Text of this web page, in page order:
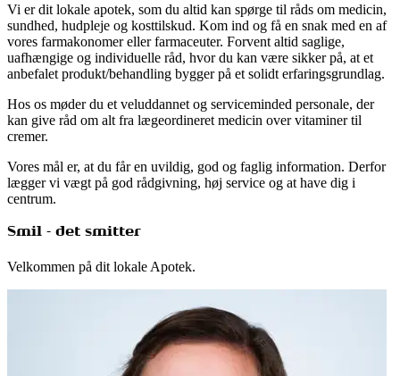
Vi er dit lokale apotek, som du altid kan spørge til råds om medicin,
sundhed, hudpleje og kosttilskud. Kom ind og få en snak med en af
vores farmakonomer eller farmaceuter. Forvent altid saglige,
uafhængige og individuelle råd, hvor du kan være sikker på, at et
anbefalet produkt/behandling bygger på et solidt erfaringsgrundlag.
Hos os møder du et veluddannet og serviceminded personale, der
kan give råd om alt fra lægeordineret medicin over vitaminer til
cremer.
Vores mål er, at du får en uvildig, god og faglig information. Derfor
lægger vi vægt på god rådgivning, høj service og at have dig i
centrum.
Smil - det smitter
Velkommen på dit lokale Apotek.